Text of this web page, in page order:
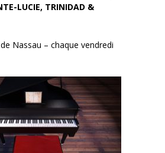
LUCIE, TRINIDAD &
Nassau – chaque vendredi